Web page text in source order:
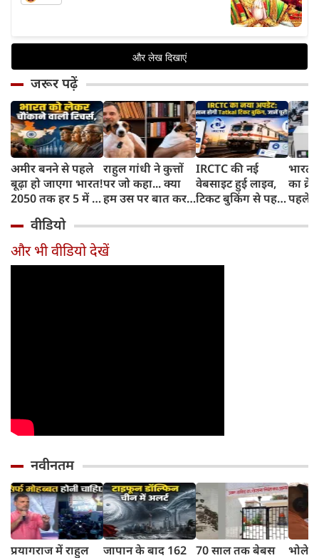
जरूर पढ़ें
अमीर बनने से पहले
बूढ़ा हो जाएगा भारत!
2050 तक हर 5 में 1
साल से ज्यादा उम्र का
राहुल गांधी ने कुत्तों
पर जो कहा... क्या
हम उस पर बात कर
IRCTC की नई
वेबसाइट हुई लाइव,
टिकट बुकिंग से पहले
काम, जानें पूरा
भारत
का
पहले
और
वीडियो
और भी वीडियो देखें
नवीनतम
प्रयागराज में राहुल
जापान के बाद 162 70 साल तक बेबस